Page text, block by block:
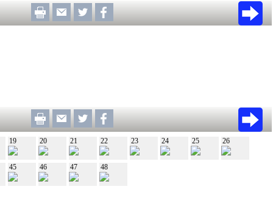
19 20 21 22 23 24 25 26
45 46 47 48